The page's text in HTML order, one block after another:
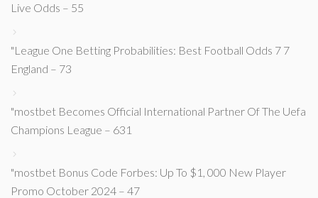
Live Odds – 55
"League One Betting Probabilities: Best Football Odds 7 7
England – 73
"mostbet Becomes Official International Partner Of The Uefa
Champions League – 631
"mostbet Bonus Code Forbes: Up To $1, 000 New Player
Promo October 2024 – 47